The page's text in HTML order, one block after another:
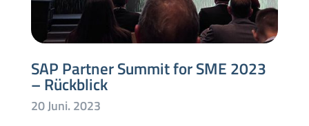
SAP Partner Summit for SME 2023
– Rückblick